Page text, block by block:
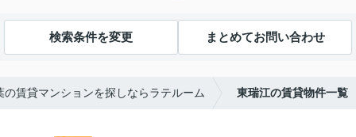
検索条件を変更 まとめてお問い合わせ
の賃貸マンションを探しならラテルーム 東瑞江の賃貸物件一覧